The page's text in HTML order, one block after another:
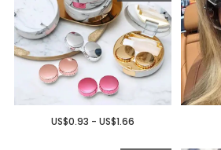
US$0.93 - US$1.66